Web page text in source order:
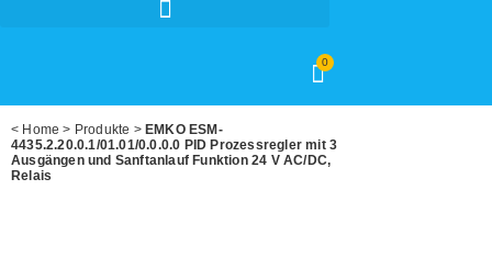
0
< Home > Produkte > EMKO ESM-
4435.2.20.0.1/01.01/0.0.0.0 PID Prozessregler mit 3
Ausgängen und Sanftanlauf Funktion 24 V AC/DC,
Relais